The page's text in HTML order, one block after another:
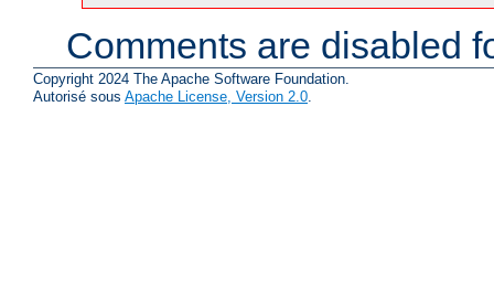
Comments are disabled
Copyright 2024 The Apache Software Foundation.
Autorisé sous Apache License, Version 2.0.